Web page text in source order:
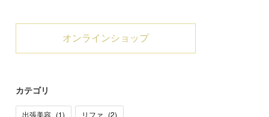
オンラインショップ
カテゴリ
出張美容 (1) リファ (2)